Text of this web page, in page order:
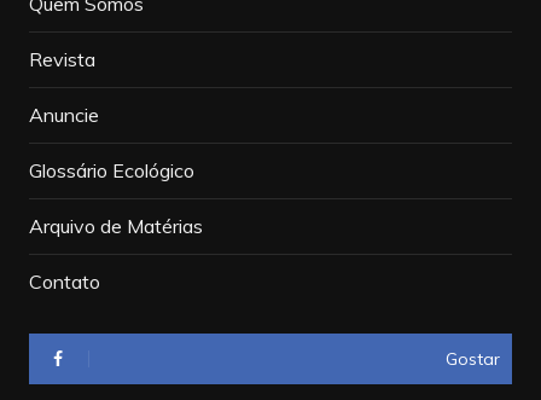
Revista
Anuncie
Glossário Ecológico
Arquivo de Matérias
Contato
Gostar